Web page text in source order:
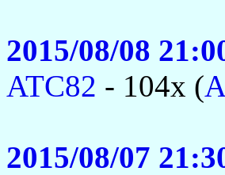
2015/08/08
ATC82 - 104x (
2015/08/07